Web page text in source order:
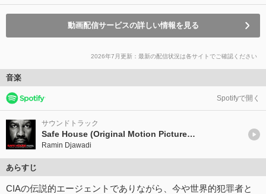
動画配信サービスの詳しい情報を見る
2026年7月更新：最新の配信状況は各サイトでご確認ください
音楽
Spotifyで開く
サウンドトラック
Safe House (Original Motion Picture Soundtrack)
Ramin Djawadi
あらすじ
CIAの伝説的エージェントでありながら、今や世界的犯罪者と